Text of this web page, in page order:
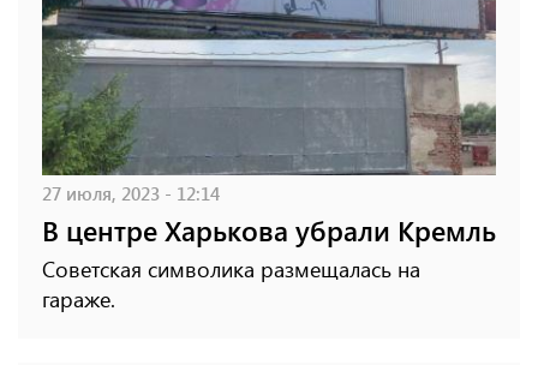
27 июля, 2023 - 12:14
В центре Харькова убрали Кремль
Советская символика размещалась на
гараже.